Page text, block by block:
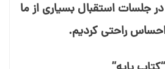
در جلسات استقبال بسیاری از ما
راحتی کردیم.